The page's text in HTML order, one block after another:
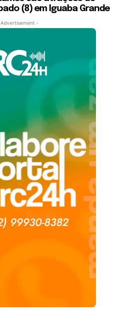
(8) em Iguaba Grande
-